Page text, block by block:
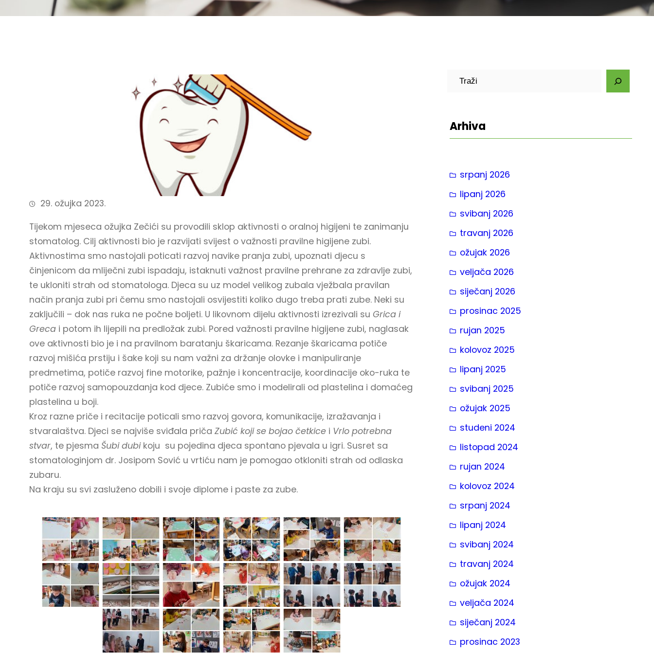
29. ožujka 2023.
Tijekom mjeseca ožujka Zečići su provodili sklop aktivnosti o oralnoj higijeni te zanimanju
stomatolog. Cilj aktivnosti bio je razvijati svijest o važnosti pravilne higijene zubi.
Aktivnostima smo nastojali poticati razvoj navike pranja zubi, upoznati djecu s
činjenicom da mliječni zubi ispadaju, istaknuti važnost pravilne prehrane za zdravlje zubi,
te ukloniti strah od stomatologa. Djeca su uz model velikog zubala vježbala pravilan
način pranja zubi pri čemu smo nastojali osvijestiti koliko dugo treba prati zube. Neki su
zaključili – dok nas ruka ne počne boljeti. U likovnom dijelu aktivnosti izrezivali su Grica i
Greca i potom ih lijepili na predložak zubi. Pored važnosti pravilne higijene zubi, naglasak
ove aktivnosti bio je i na pravilnom baratanju škaricama. Rezanje škaricama potiče
razvoj mišića prstiju i šake koji su nam važni za držanje olovke i manipuliranje
predmetima, potiče razvoj fine motorike, pažnje i koncentracije, koordinacije oko-ruka te
potiče razvoj samopouzdanja kod djece. Zubiće smo i modelirali od plastelina i domaćeg
plastelina u boji.
Kroz razne priče i recitacije poticali smo razvoj govora, komunikacije, izražavanja i
stvaralaštva. Djeci se najviše sviđala priča Zubić koji se bojao četkice i Vrlo potrebna
stvar, te pjesma Šubi dubikoju su pojedina djeca spontano pjevala u igri. Susret sa
stomatologinjom dr. Josipom Sović u vrtiću nam je pomogao otkloniti strah od odlaska
zubaru.
Na kraju su svi zasluženo dobili i svoje diplome i paste za zube.
a
Arhiva
srpanj 2026
lipanj 2026
svibanj 2026
travanj 2026
ožujak 2026
veljača 2026
siječanj 2026
prosinac 2025
rujan 2025
kolovoz 2025
lipanj 2025
svibanj 2025
ožujak 2025
studeni 2024
listopad 2024
rujan 2024
kolovoz 2024
srpanj 2024
lipanj 2024
svibanj 2024
travanj 2024
ožujak 2024
veljača 2024
siječanj 2024
prosinac 2023